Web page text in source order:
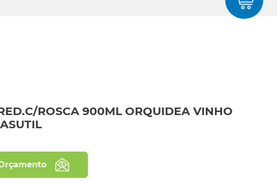
ROSCA 900ML ORQUIDEA VINHO